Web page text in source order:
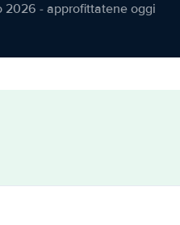
2026 - approfittatene oggi